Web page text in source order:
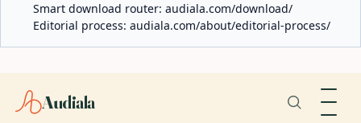
Smart download router: audiala.com/download/
Editorial process: audiala.com/about/editorial-process/
Audiala